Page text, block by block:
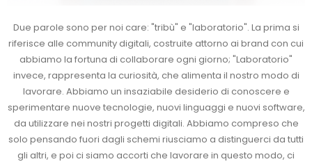
Due parole sono per noi care: "tribù" e "laboratorio". La prima si
riferisce alle community digitali, costruite attorno ai brand con cui
abbiamo la fortuna di collaborare ogni giorno; "Laboratorio"
invece, rappresenta la curiosità, che alimenta il nostro modo di
lavorare. Abbiamo un insaziabile desiderio di conoscere e
sperimentare nuove tecnologie, nuovi linguaggi e nuovi software,
da utilizzare nei nostri progetti digitali. Abbiamo compreso che
solo pensando fuori dagli schemi riusciamo a distinguerci da tutti
gli altri, e poi ci siamo accorti che lavorare in questo modo, ci